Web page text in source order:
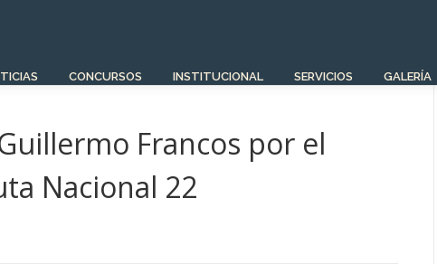
CONCURSOS INSTITUCIONAL SERVICIOS GALERÍA
Francos por el
Nacional 22